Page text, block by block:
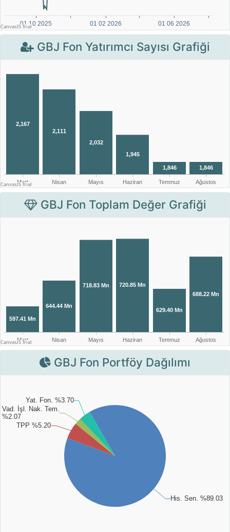
GBJ Fon Yatırımcı Sayısı Grafiği
GBJ Fon Toplam Değer Grafiği
GBJ Fon Portföy Dağılımı